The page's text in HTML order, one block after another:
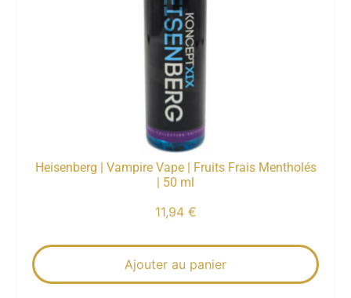
Heisenberg | Vampire Vape | Fruits Frais Mentholés
| 50 ml
11,94 €
Ajouter au panier